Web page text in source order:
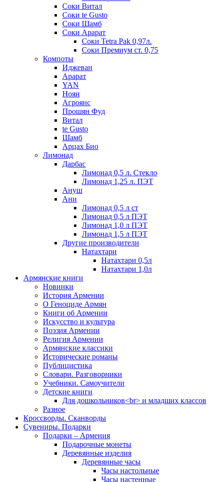
Соки Витал
Соки te Gusto
Соки Шамб
Соки Арарат
Соки Tetra Pak 0,97л.
Соки Премиум ст. 0,75
Компоты
Иджеван
Арарат
YAN
Ноян
Агроянс
Прошян Фуд
Витал
te Gusto
Шамб
Арцах Био
Лимонад
Дарбас
Лимонад 0,5 л. Стекло
Лимонад 1,25 л. ПЭТ
Ануш
Ани
Лимонад 0,5 л ст
Лимонад 0,5 л ПЭТ
Лимонад 1,0 л ПЭТ
Лимонад 1,5 л ПЭТ
Другие производители
Натахтари
Натахтари 0,5л
Натахтари 1,0л
Армянские книги
Новинки
История Армении
О Геноциде Армян
Книги об Армении
Иcкусство и культура
Поэзия Армении
Религия Армении
Армянские классики
Исторические романы
Публицистика
Словари. Разговорники
Учебники. Самоучители
Детские книги
Для дошкольников<br> и младших классов
Разное
Кроссворды. Сканворды
Сувениры. Подарки
Подарки – Армения
Подарочные монеты
Деревянные изделия
Деревянные часы
Часы настольные
Часы настенные